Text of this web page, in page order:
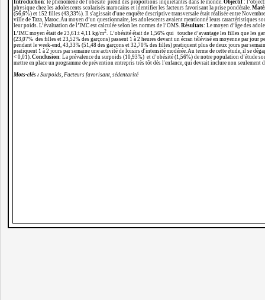
Introduction: le phénomène de l'obésité prend des proportions inquiétantes dans le monde. Objectif :
physique chez les adolescents scolarisés marocains et identifier les facteurs favorisant la prise pondérale.
(56,6%) et 152 filles (43,33%). Il s'agissait d'une enquête descriptive transversale était réalisée entre
ville de Taza, Maroc. Au moyen d’un questionnaire, les adolescents avaient mentionné leurs
leur poids. L’évaluation de l’IMC est calculée selon les normes de l’OMS. Résultats: Le moyen d’âge des
L’IMC moyen était de 23,61± 4,11 kg/m2 . L’obésité était de 1,56% qui touche d’avantage les filles que les
(23,07% des filles et 23,52% des garçons) passent 1 à 2 heures devant un écran télévisé en moyenne par
pendant le week-end, 43,33% (51,48 des garçons et 32,70% des filles) pratiquent plus de deux jours par
pratiquent 1 à 2 jours par semaine une activité de loisirs d'intensité modérée. Au terme de cette étude, il se
< 0,01). Conclusion: La prévalence du surpoids (10,93%) et d’obésité (1,56%) de notre population d’étude
mettre en place un programme de prévention entrepris très tôt dès l'enfance, qui devrait inclure non
Mots-clés : Surpoids, Facteurs favorisant, sédentarité